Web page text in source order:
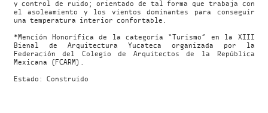
y control de ruido; orientado de tal forma que trabaja con
el asoleamiento y los vientos dominantes para conseguir
una temperatura interior confortable.
*Mención Honorífica de la categoría “Turismo” en la XIII
Bienal de Arquitectura Yucateca organizada por la
Federación del Colegio de Arquitectos de la República
Mexicana (FCARM).
Estado: Construido